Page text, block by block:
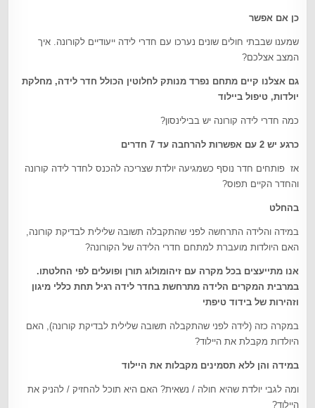
כן אם אפשר
שמענו שבבתי חולים שונים נערכו עם חדרי לידה ייעודיים לקורונה. איך
המצב אצלכם?
גם אצלנו קיים מתחם נפרד מנותק לחלוטין הכולל חדר לידה, מחלקת
יולדות, טיפול ביילוד
כמה חדרי לידה קורונה יש בבילינסון?
כרגע יש 2 עם אפשרות להרחבה עד 7 חדרים
אז פותחים חדר נוסף כשמגיעה יולדת שצריכה להכנס לחדר לידה קורונה
והחדר הקיים תפוס?
בהחלט
במידה והלידה התרחשה לפני שהתקבלה תשובה שלילית לבדיקת קורונה,
האם היולדות מועברת למתחם חדרי הלידה של הקורונה?
אנו מתייעצים בכל מקרה עם זיהומולוג תורן ופועלים לפי החלטתו.
במרבית המקרים הלידה מתרחשת בחדר לידה רגיל תחת כללי מיגון
וזהירות של בידוד טיפתי
במקרה כזה (לידה לפני שהתקבלה תשובה שלילית לבדיקת קורונה), האם
היולדות מקבלת את היילוד?
במידה והן ללא תסמינים מקבלות את היילוד
ומה לגבי יולדת שהיא חולה / נשאית? האם היא תוכל להחזיק / להניק את
היילוד?